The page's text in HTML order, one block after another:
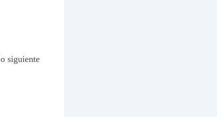
siguiente